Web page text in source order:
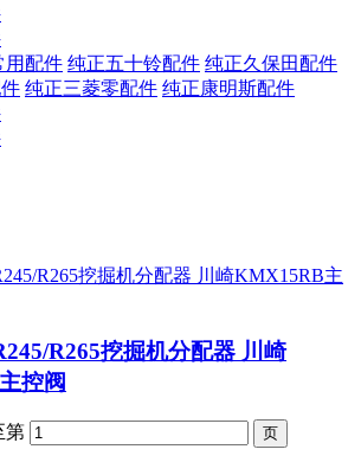
用配件 纯正五十铃配件 纯正久保田配件
纯正三菱零配件 纯正康明斯配件
R265挖掘机分配器 川崎
控阀
第